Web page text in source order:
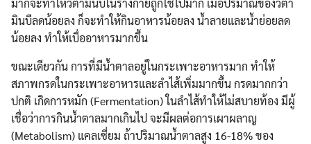
มากจะทำให้วิตามินบีในร่างกายถูกใช้ไปมาก เมื่อปริมาณของวิตา
มินบีลดน้อยลง ก็จะทำให้กินอาหารน้อยลง น้ำลายและน้ำย่อยลด
น้อยลง ทำให้เบื่ออาหารมากขึ้น
ขณะเดียวกัน การที่มีน้ำตาลอยู่ในกระเพาะอาหารมาก ทำให้
สภาพกรดในกระเพาะอาหารและลำไส้เพิ่มมากขึ้น กรดมากกว่า
ปกติ เกิดการหมัก (Fermentation) ในลำไส้ทำให้ไม่สบายท้อง มีผู้
เชื่อว่าการกินน้ำตาลมากเกินไป จะมีผลต่อการเผาผลาญ
(Metabolism) แคลเซี่ยม ถ้าปริมาณน้ำตาลสูง 16-18% ของ